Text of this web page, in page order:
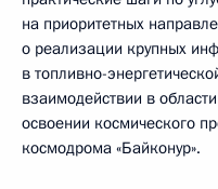
на приоритетных
о реализации крупных
в топливно-
взаимодействии в
освоении космического
космодрома «Байконур».